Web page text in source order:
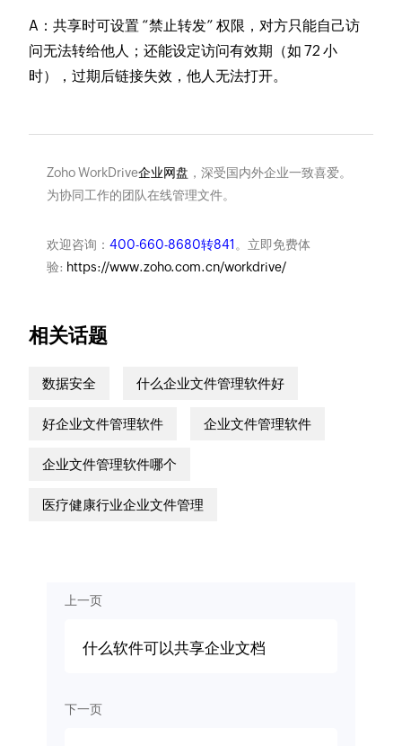
A：共享时可设置 “禁止转发” 权限，对方只能自己访
问无法转给他人；还能设定访问有效期（如 72 小
时），过期后链接失效，他人无法打开。
Zoho WorkDrive企业网盘 ，深受国内外企业一致喜爱。
为协同工作的团队在线管理文件。
欢迎咨询： 400-660-8680转841 。立即免费体
验: https://www.zoho.com.cn/workdrive/
相关话题
数据安全 什么企业文件管理软件好
好企业文件管理软件 企业文件管理软件
企业文件管理软件哪个
医疗健康行业企业文件管理
上一页
什么软件可以共享企业文档
下一页